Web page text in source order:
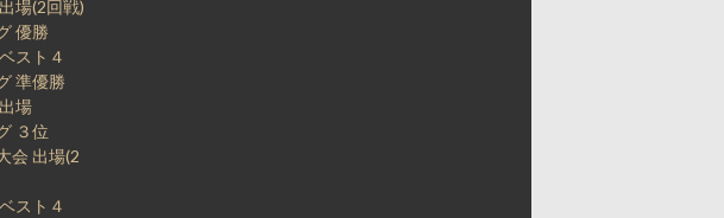
場(2回戦)
優勝
スト４
準優勝
場
３位
会 出場(2
スト４